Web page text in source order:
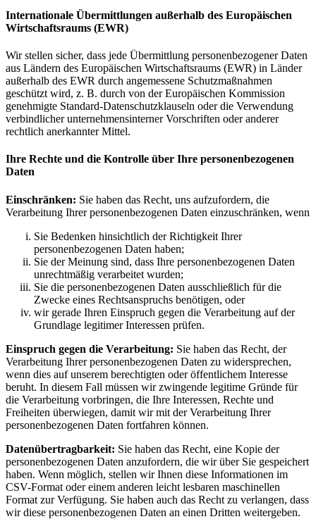
Internationale Übermittlungen außerhalb des Europäischen
Wirtschaftsraums (EWR)
Wir stellen sicher, dass jede Übermittlung personenbezogener Daten
aus Ländern des Europäischen Wirtschaftsraums (EWR) in Länder
außerhalb des EWR durch angemessene Schutzmaßnahmen
geschützt wird, z. B. durch von der Europäischen Kommission
genehmigte Standard-Datenschutzklauseln oder die Verwendung
verbindlicher unternehmensinterner Vorschriften oder anderer
rechtlich anerkannter Mittel.
Ihre Rechte und die Kontrolle über Ihre personenbezogenen
Daten
Einschränken: Sie haben das Recht, uns aufzufordern, die
Verarbeitung Ihrer personenbezogenen Daten einzuschränken, wenn
Sie Bedenken hinsichtlich der Richtigkeit Ihrer
personenbezogenen Daten haben;
Sie der Meinung sind, dass Ihre personenbezogenen Daten
unrechtmäßig verarbeitet wurden;
Sie die personenbezogenen Daten ausschließlich für die
Zwecke eines Rechtsanspruchs benötigen, oder
wir gerade Ihren Einspruch gegen die Verarbeitung auf der
Grundlage legitimer Interessen prüfen.
Einspruch gegen die Verarbeitung: Sie haben das Recht, der
Verarbeitung Ihrer personenbezogenen Daten zu widersprechen,
wenn dies auf unserem berechtigten oder öffentlichem Interesse
beruht. In diesem Fall müssen wir zwingende legitime Gründe für
die Verarbeitung vorbringen, die Ihre Interessen, Rechte und
Freiheiten überwiegen, damit wir mit der Verarbeitung Ihrer
personenbezogenen Daten fortfahren können.
Datenübertragbarkeit: Sie haben das Recht, eine Kopie der
personenbezogenen Daten anzufordern, die wir über Sie gespeichert
haben. Wenn möglich, stellen wir Ihnen diese Informationen im
CSV-Format oder einem anderen leicht lesbaren maschinellen
Format zur Verfügung. Sie haben auch das Recht zu verlangen, dass
wir diese personenbezogenen Daten an einen Dritten weitergeben.